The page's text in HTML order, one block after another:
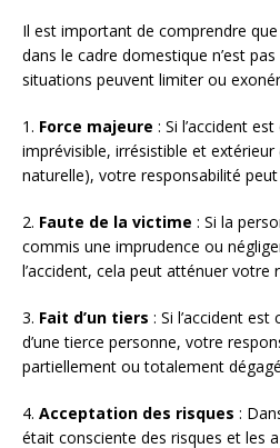
Il est important de comprendre
dans le cadre domestique n’est
situations peuvent limiter ou
1. Force majeure : Si l’accident
imprévisible, irrésistible et
naturelle), votre responsabilité
2. Faute de la victime : Si la
commis une imprudence ou
l’accident, cela peut atténuer votre
3. Fait d’un tiers : Si l’accident est
d’une tierce personne, votre
partiellement ou totalement
4. Acceptation des risques :
était consciente des risques et les